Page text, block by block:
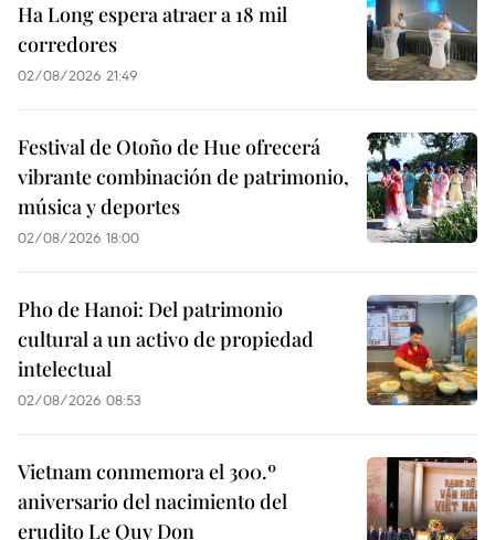
Ha Long espera atraer a 18 mil
corredores
02/08/2026 21:49
Festival de Otoño de Hue ofrecerá
vibrante combinación de patrimonio,
música y deportes
02/08/2026 18:00
Pho de Hanoi: Del patrimonio
cultural a un activo de propiedad
intelectual
02/08/2026 08:53
Vietnam conmemora el 300.º
aniversario del nacimiento del
erudito Le Quy Don